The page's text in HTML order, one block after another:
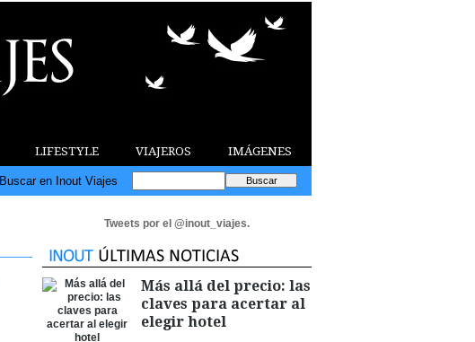
LIFESTYLE VIAJEROS IMÁGENES
Buscar en Inout Viajes
Tweets por el @inout_viajes.
Más allá del precio: las
claves para acertar al
elegir hotel